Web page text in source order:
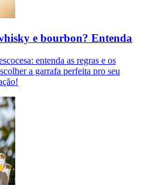
e bourbon? Entenda
entenda as regras e os
a garrafa perfeita pro seu